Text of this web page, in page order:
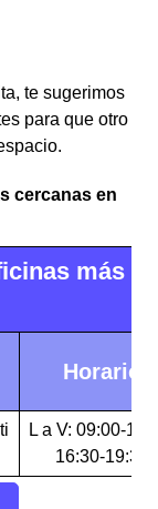
te sugerimos
para que otro
cercanas en
más
Horario
L a V: 09:00-
16:30-19:30